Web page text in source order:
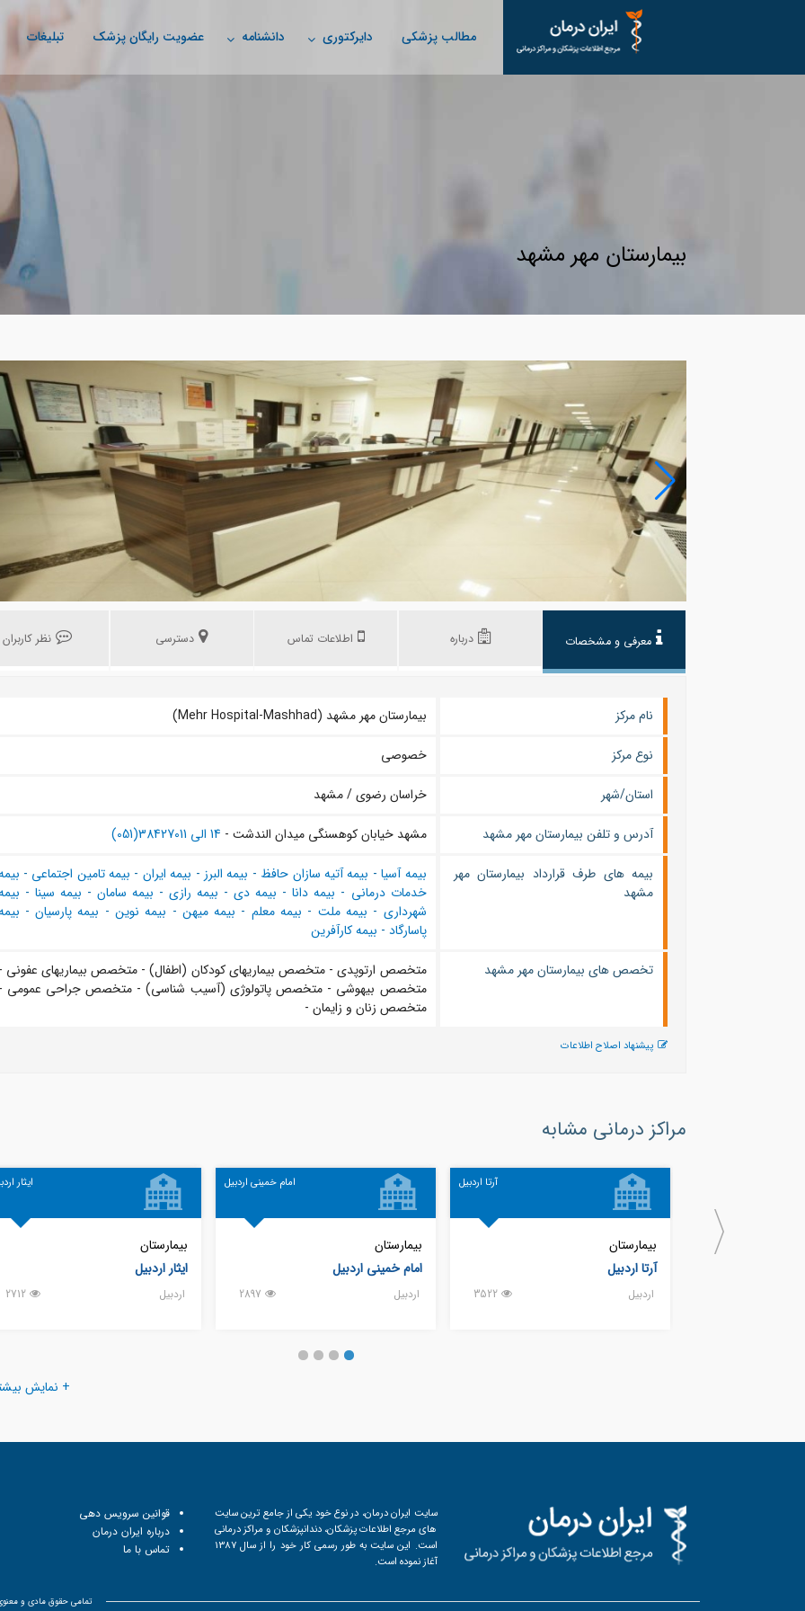
مطالب پزشکی دایرکتوری دانشنامه عضویت رایگان پزشک تبلیغات
بیمارستان مهر مشهد
معرفی و مشخصات درباره اطلاعات تماس دسترسی نظر کاربران
نام مرکز
بیمارستان مهر مشهد (Mehr Hospital-Mashhad)
نوع مرکز
خصوصی
استان/شهر
خراسان رضوی / مشهد
آدرس و تلفن بیمارستان مهر مشهد
مشهد خیابان کوهسنگی میدان الندشت - 14 الی 38427011(051)
بیمه های طرف قرارداد بیمارستان مهر
مشهد
بیمه آسیا- بیمه آتیه سازان حافظ - بیمه البرز - بیمه ایران - بیمه تامین اجتماعی -
خدمات درمانی - بیمه دانا- بیمه دی- بیمه رازی - بیمه سامان - بیمه سینا -
شهرداری - بیمه ملت - بیمه معلم - بیمه میهن - بیمه نوین - بیمه پارسیان-
پاسارگاد - بیمه کارآفرین
تخصص های بیمارستان مهر مشهد
متخصص ارتوپدی - متخصص بیماریهای کودکان (اطفال) - متخصص بیماریهای عفونی -
متخصص بیهوشی - متخصص پاتولوژی (آسیب شناسی) - متخصص جراحی عمومی -
متخصص زنان و زایمان -
پیشنهاد اصلاح اطلاعات
مراکز درمانی مشابه
آرتا اردبیل
بیمارستان
آرتا اردبیل
اردبيل 3522
امام خمینی اردبیل
بیمارستان
امام خمینی اردبیل
اردبيل 2897
ایثار
بیمارستان
ایثار اردبیل
اردبيل 2712
+ نمایش
سایت ایران درمان، در نوع خود یکی از جامع ترین سایت
های مرجع اطلاعات پزشکان، دندانپزشکان و مراکز درمانی
است. این سایت به طور رسمی کار خود را از سال 1387
آغاز نموده است.
قوانین سرویس دهی
درباره ایران درمان
تماس با ما
تمامی حقوق مادی و معنوی